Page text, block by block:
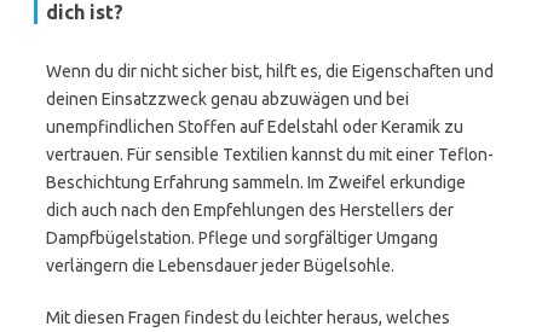
dich ist?
Wenn du dir nicht sicher bist, hilft es, die Eigenschaften und
deinen Einsatzzweck genau abzuwägen und bei
unempfindlichen Stoffen auf Edelstahl oder Keramik zu
vertrauen. Für sensible Textilien kannst du mit einer Teflon-
Beschichtung Erfahrung sammeln. Im Zweifel erkundige
dich auch nach den Empfehlungen des Herstellers der
Dampfbügelstation. Pflege und sorgfältiger Umgang
verlängern die Lebensdauer jeder Bügelsohle.
Mit diesen Fragen findest du leichter heraus, welches